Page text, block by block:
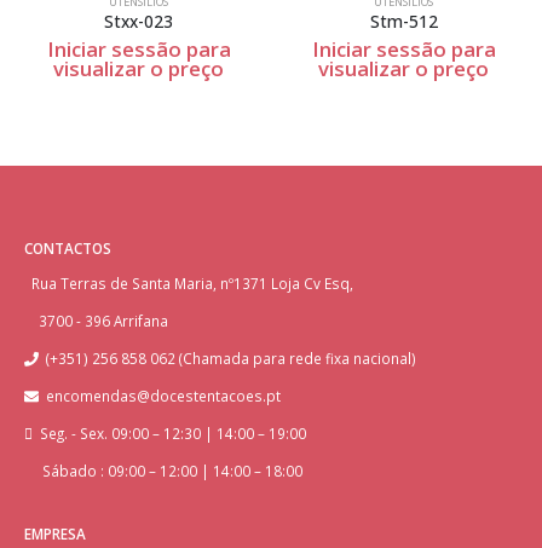
Stm-512
Iniciar sessão para
visualizar o preço
Iniciar sessão para
visualizar o preço
CONTACTOS
Rua Terras de Santa Maria, nº1371 Loja Cv Esq,
3700 - 396 Arrifana
(+351) 256 858 062 (Chamada para rede fixa nacional)
encomendas@docestentacoes.pt
Seg. - Sex. 09:00 – 12:30 | 14:00 – 19:00
Sábado : 09:00 – 12:00 | 14:00 – 18:00
EMPRESA